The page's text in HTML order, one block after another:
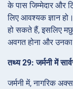
के पास जिम्मेदार और
लिए आवश्यक ज्ञान
हो सकते हैं, इसलिए
अवगत होना और उनका
तथ्य 29: जर्मनी में
जर्मनी में, नागरिक